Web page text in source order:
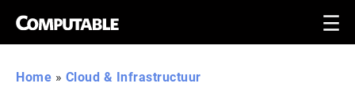
Home » Cloud & Infrastructuur